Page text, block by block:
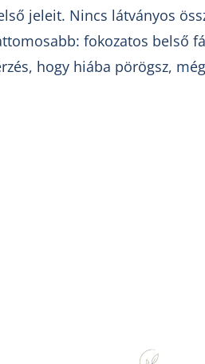
jeleit. Nincs látványos
fokozatos belső
hogy hiába pörögsz,